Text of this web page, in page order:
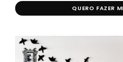
QUERO FAZER